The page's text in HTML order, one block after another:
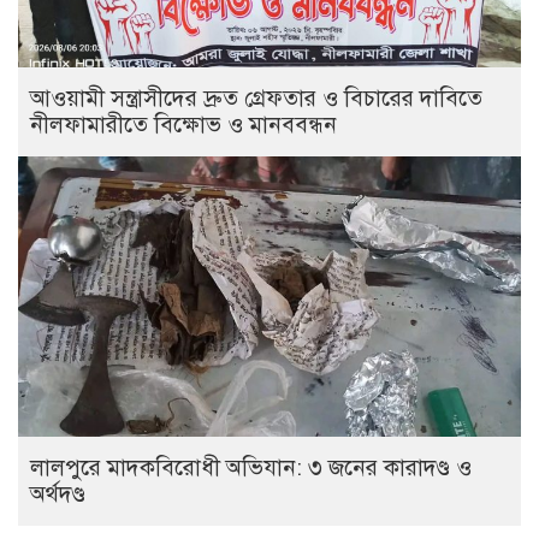
আওয়ামী সন্ত্রাসীদের দ্রুত গ্রেফতার ও বিচারের দাবিতে
নীলফামারীতে বিক্ষোভ ও মানববন্ধন
লালপুরে মাদকবিরোধী অভিযান: ৩ জনের কারাদণ্ড ও
অর্থদণ্ড